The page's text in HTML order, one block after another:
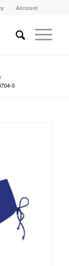
Account
/
0